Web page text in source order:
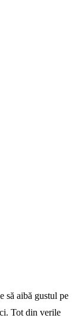
să aibă gustul pe
Tot din verile